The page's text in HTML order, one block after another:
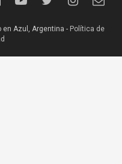
en Azul, Argentina - Política de